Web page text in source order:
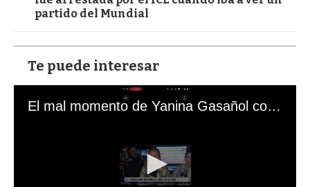
partido del Mundial
Te puede interesar
El mal momento de Yanina Gasañol con un hincha argentino en "Subrayado"